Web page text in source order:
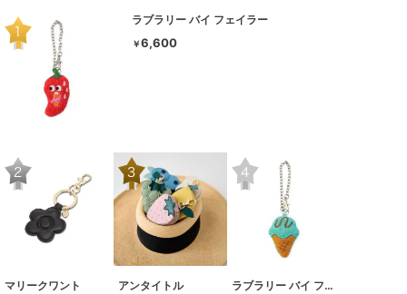
ラブラリー バイ フェイラー
￥6,600
マリークワント アンタイトル ラブラリー バイ フェイラー